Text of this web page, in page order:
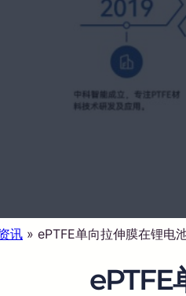
讯 » ePTFE单向拉伸膜在锂电
ePTFE